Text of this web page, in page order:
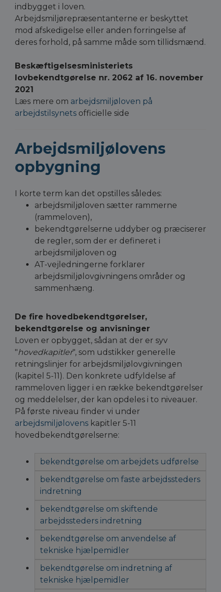
indbygget i loven.
Arbejdsmiljørepræsentanterne er beskyttet
mod afskedigelse eller anden forringelse af
deres forhold, på samme måde som tillidsmænd.
Beskæftigelsesministeriets
lovbekendtgørelse nr. 2062 af 16. november
2021
Læs mere om arbejdsmiljøloven på
arbejdstilsynets officielle side
Arbejdsmiljølovens
opbygning
I korte term kan det opstilles således:
arbejdsmiljøloven sætter rammerne
(rammeloven),
bekendtgørelserne uddyber og præciserer
de regler, som der er defineret i
arbejdsmiljøloven og
AT-vejledningerne forklarer
arbejdsmiljølovgivningens områder og
sammenhæng.
De fire hovedbekendtgørelser,
bekendtgørelse og anvisninger
Loven er opbygget, sådan at der er syv
"hovedkapitler", som udstikker generelle
retningslinjer for arbejdsmiljølovgivningen
(kapitel 5-11). Den konkrete udfyldelse af
rammeloven ligger i en række bekendtgørelser
og meddelelser, der kan opdeles i to niveauer.
På første niveau finder vi under
arbejdsmiljølovens kapitler 5-11
hovedbekendtgørelserne:
bekendtgørelse om arbejdets udførelse
bekendtgørelse om faste arbejdssteders
indretning
bekendtgørelse om skiftende
arbejdssteders indretning
bekendtgørelse om anvendelse af
tekniske hjælpemidler
bekendtgørelse om indretning af
tekniske hjælpemidler